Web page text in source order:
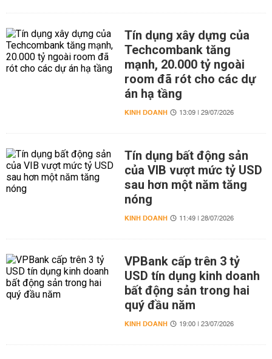
Tín dụng xây dựng của
Techcombank tăng
mạnh, 20.000 tỷ ngoài
room đã rót cho các dự
án hạ tầng
KINH DOANH 13:09 | 29/07/2026
Tín dụng bất động sản
của VIB vượt mức tỷ USD
sau hơn một năm tăng
nóng
KINH DOANH 11:49 | 28/07/2026
VPBank cấp trên 3 tỷ
USD tín dụng kinh doanh
bất động sản trong hai
quý đầu năm
KINH DOANH 19:00 | 23/07/2026